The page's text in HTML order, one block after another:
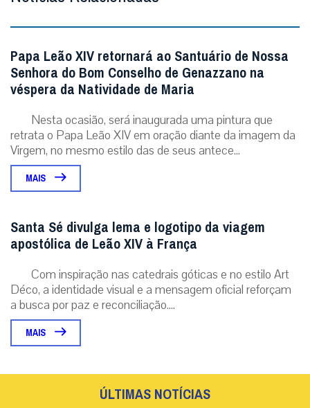
Papa Leão XIV retornará ao Santuário de Nossa
Senhora do Bom Conselho de Genazzano na
véspera da Natividade de Maria
Nesta ocasião, será inaugurada uma pintura que
retrata o Papa Leão XIV em oração diante da imagem da
Virgem, no mesmo estilo das de seus antece...
MAIS
Santa Sé divulga lema e logotipo da viagem
apostólica de Leão XIV à França
Com inspiração nas catedrais góticas e no estilo Art
Déco, a identidade visual e a mensagem oficial reforçam
a busca por paz e reconciliação....
MAIS
ÚLTIMAS NOTÍCIAS